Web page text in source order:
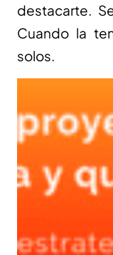
destacarte.
Cuando la
solos.